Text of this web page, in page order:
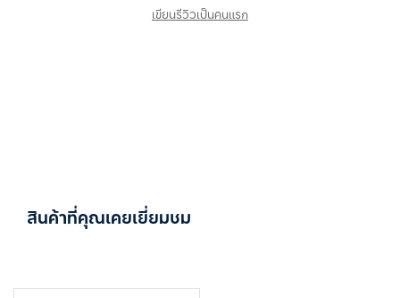
เขียนรีวิวเป็นคนแรก
สินค้าที่คุณเคยเยี่ยมชม